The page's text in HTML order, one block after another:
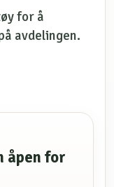
for å
avdelingen.
åpen for